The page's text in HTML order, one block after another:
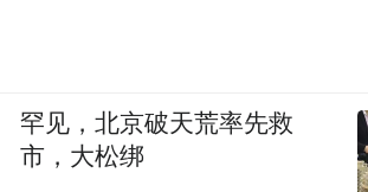
罕见，北京破天荒率先救
市，大松绑